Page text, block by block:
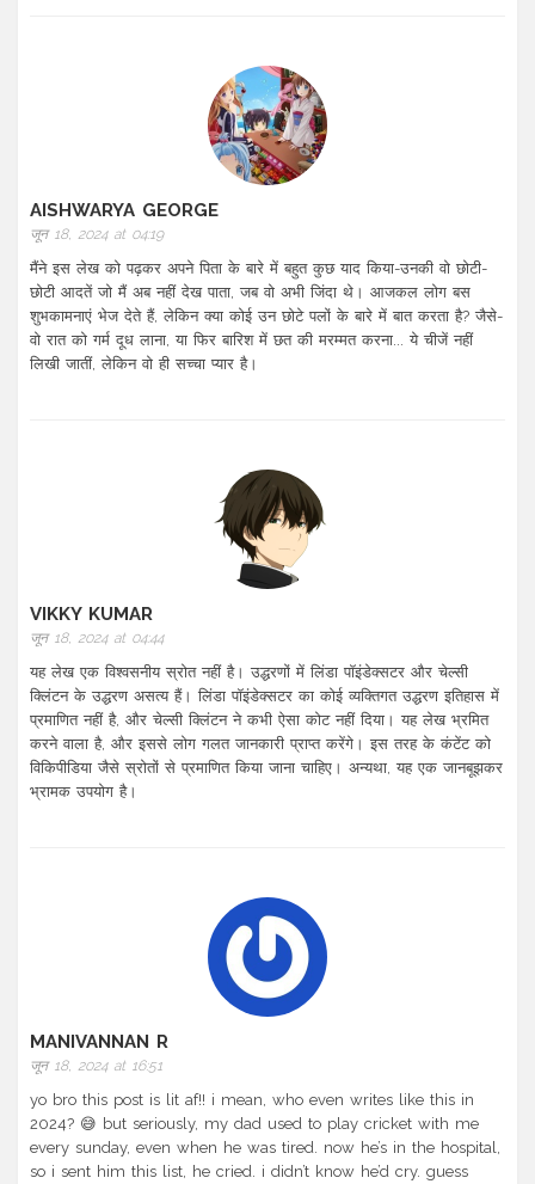
AISHWARYA GEORGE
जून 18, 2024 at 04:19
मैंने इस लेख को पढ़कर अपने पिता के बारे में बहुत कुछ याद किया-उनकी वो छोटी-
छोटी आदतें जो मैं अब नहीं देख पाता, जब वो अभी जिंदा थे। आजकल लोग बस
शुभकामनाएं भेज देते हैं, लेकिन क्या कोई उन छोटे पलों के बारे में बात करता है? जैसे-
वो रात को गर्म दूध लाना, या फिर बारिश में छत की मरम्मत करना... ये चीजें नहीं
लिखी जातीं, लेकिन वो ही सच्चा प्यार है।
VIKKY KUMAR
जून 18, 2024 at 04:44
यह लेख एक विश्वसनीय स्रोत नहीं है। उद्धरणों में लिंडा पॉइंडेक्सटर और चेल्सी
क्लिंटन के उद्धरण असत्य हैं। लिंडा पॉइंडेक्सटर का कोई व्यक्तिगत उद्धरण इतिहास में
प्रमाणित नहीं है, और चेल्सी क्लिंटन ने कभी ऐसा कोट नहीं दिया। यह लेख भ्रमित
करने वाला है, और इससे लोग गलत जानकारी प्राप्त करेंगे। इस तरह के कंटेंट को
विकिपीडिया जैसे स्रोतों से प्रमाणित किया जाना चाहिए। अन्यथा, यह एक जानबूझकर
भ्रामक उपयोग है।
MANIVANNAN R
जून 18, 2024 at 16:51
yo bro this post is lit af!! i mean, who even writes like this in
2024? 😅 but seriously, my dad used to play cricket with me
every sunday, even when he was tired. now he’s in the hospital,
so i sent him this list, he cried. i didn’t know he’d cry. guess